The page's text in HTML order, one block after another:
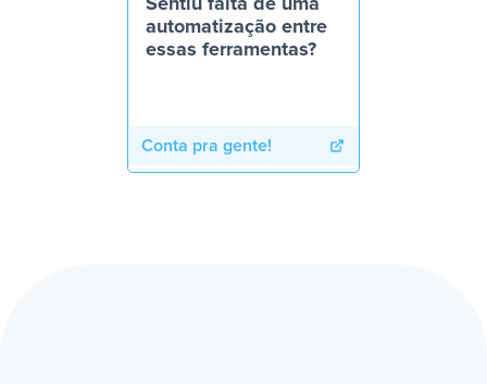
Sentiu falta de uma
automatização entre
essas ferramentas?
Conta pra gente!